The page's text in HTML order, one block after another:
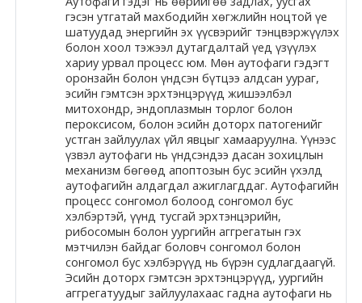
Moodle.com
жишээ 2
Moodle
community
Moodle
free support
гэсэн утгатай махбодийн хөгжлийн ноцтой үе
шатуудад энергийн эх үүсвэрийг тэнцвэржүүлэх
болон хоол тэжээл дутагдалтай үед үзүүлэх
хариу урвал процесс юм. Мөн аутофаги гэдэгт
оронзайн болон үндсэн бүтцээ алдсан уураг,
эсийн гэмтсэн эрхтэнцэрүүд жишээлбэл
митохондр, эндоплазмын торлог болон
пероксисом, болон эсийн доторх патогенийг
устган зайлуулах үйл явцыг хамааруулна. Үүнээс
үзвэл аутофаги нь үндсэндээ дасан зохицлын
механизм бөгөөд апоптозын бус эсийн үхэлд
аутофагийн алдагдал ажиглагддаг. Аутофагийн
процесс сонгомол болоод сонгомол бус
хэлбэртэй, үүнд тусгай эрхтэнцэрийн,
рибосомын болон уургийн аггрегатын гэх
мэтчилэн байдаг боловч сонгомол болон
сонгомол бус хэлбэрүүд нь бүрэн судлагдаагүй.
Эсийн доторх гэмтсэн эрхтэнцэрүүд, уургийн
аггрегатуудыг зайлуулахаас гадна аутофаги нь